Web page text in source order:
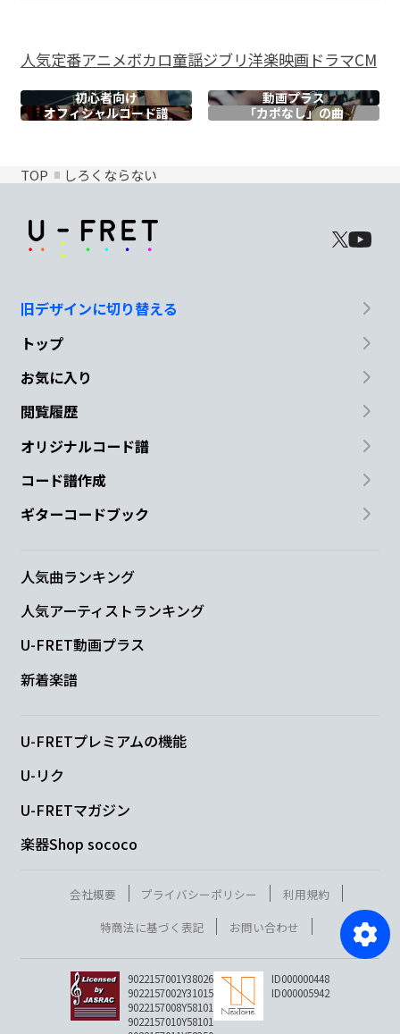
人気定番アニメボカロ童謡ジブリ洋楽映画ドラマCM
初心者向け
動画プラス
オフィシャルコード譜 「カポなし」の曲
TOP しろくならない
旧デザインに切り替える
トップ
お気に入り
閲覧履歴
オリジナルコード譜
コード譜作成
ギターコードブック
人気曲ランキング
人気アーティストランキング
U-FRET動画プラス
新着楽譜
U-FRETプレミアムの機能
U-リク
U-FRETマガジン
楽器Shop sococo
会社概要 プライバシーポリシー
利用規約
特商法に基づく表記
お問い合わせ
9022157001Y38026
9022157002Y31015
9022157008Y58101
9022157010Y58101
ID000000448
ID000005942